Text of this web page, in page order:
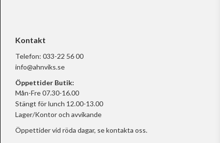
Kontakt
Telefon: 033-22 56 00
info@ahnviks.se
Öppettider Butik:
Mån-Fre 07.30-16.00
Stängt för lunch 12.00-13.00
Lager/Kontor och avvikande
Öppettider vid röda dagar, sekontakta oss.